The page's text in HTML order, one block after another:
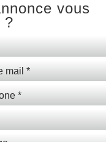
vous
?